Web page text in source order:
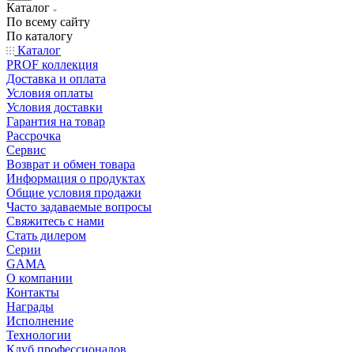
Каталог
По всему сайту
По каталогу
Каталог
PROF коллекция
Доставка и оплата
Условия оплаты
Условия доставки
Гарантия на товар
Рассрочка
Сервис
Возврат и обмен товара
Информация о продуктах
Общие условия продажи
Часто задаваемые вопросы
Свяжитесь с нами
Стать дилером
Серии
GAMA
О компании
Контакты
Награды
Исполнение
Технологии
Клуб профессионалов